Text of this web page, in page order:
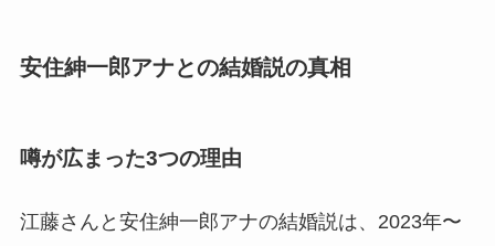
安住紳一郎アナとの結婚説の真相
噂が広まった3つの理由
江藤さんと安住紳一郎アナの結婚説は、2023年〜